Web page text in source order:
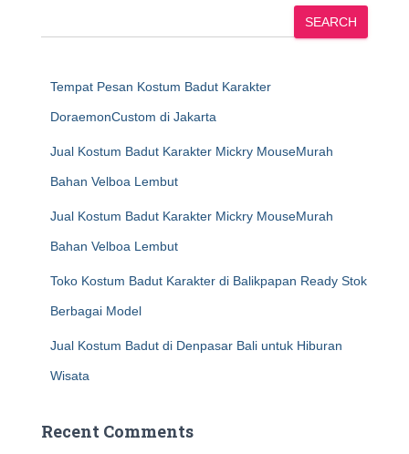
SEARCH
Tempat Pesan Kostum Badut Karakter
DoraemonCustom di Jakarta
Jual Kostum Badut Karakter Mickry MouseMurah
Bahan Velboa Lembut
Jual Kostum Badut Karakter Mickry MouseMurah
Bahan Velboa Lembut
Toko Kostum Badut Karakter di Balikpapan Ready Stok
Berbagai Model
Jual Kostum Badut di Denpasar Bali untuk Hiburan
Wisata
Recent Comments